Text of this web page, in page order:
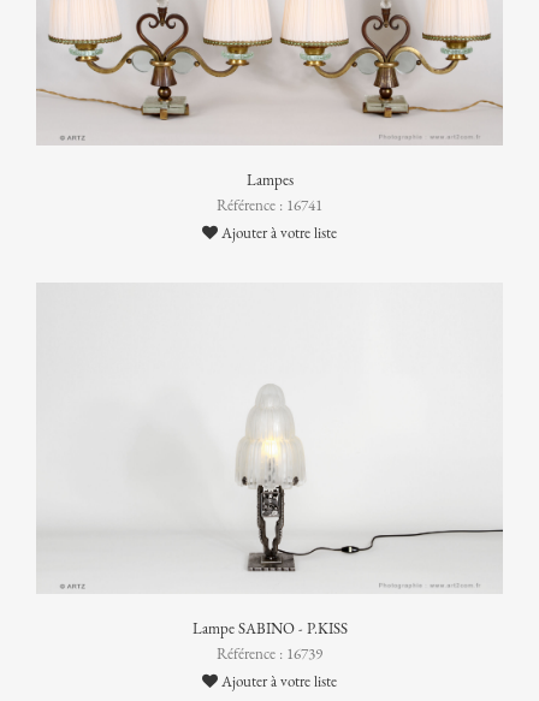
Lampes
Référence : 16741
Ajouter à votre liste
Lampe SABINO - P.KISS
Référence : 16739
Ajouter à votre liste